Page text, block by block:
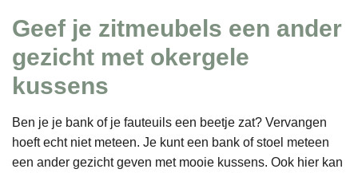
Geef je zitmeubels een ander
gezicht met okergele
kussens
Ben je je bank of je fauteuils een beetje zat? Vervangen
hoeft echt niet meteen. Je kunt een bank of stoel meteen
een ander gezicht geven met mooie kussens. Ook hier kan